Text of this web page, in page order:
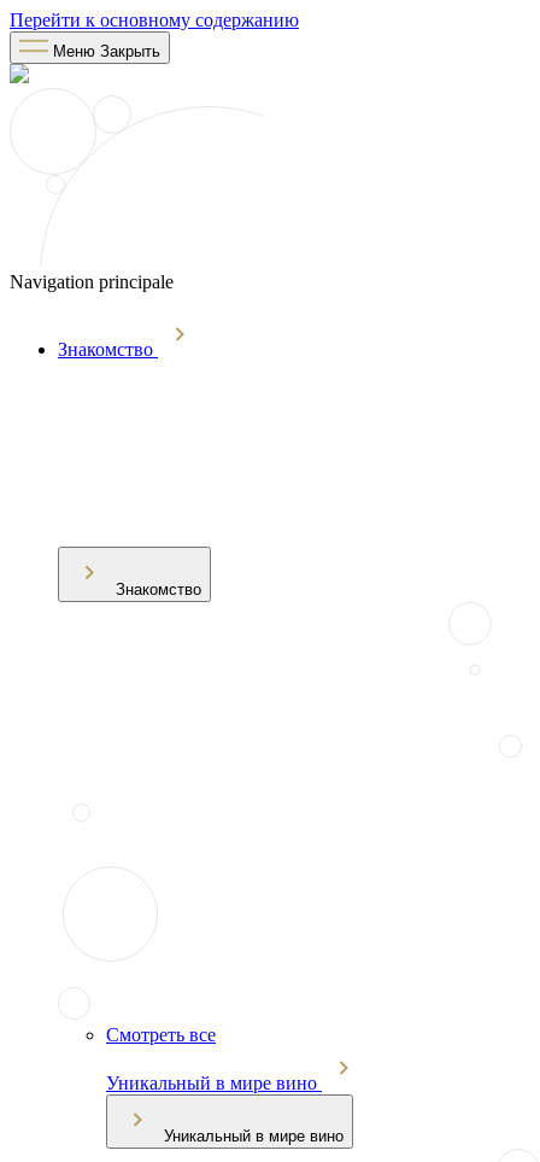
Перейти к основному содержанию
Меню Закрыть
Navigation principale
Знакомство
Знакомство
Смотреть все
Уникальный в мире вино
Уникальный в мире вино